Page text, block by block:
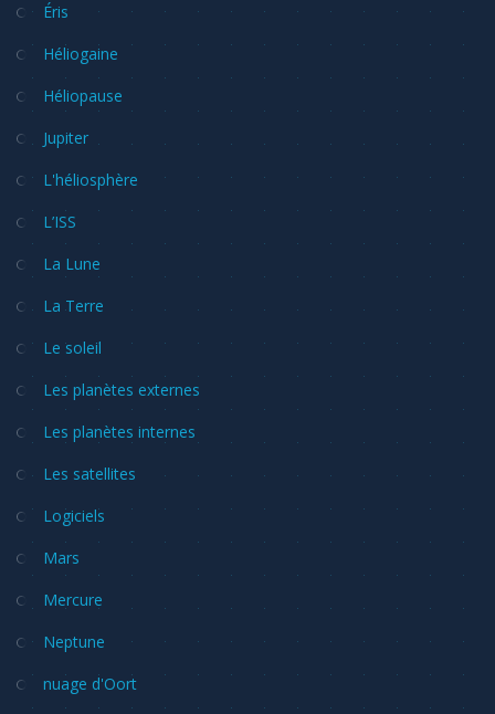
Éris
Héliogaine
Héliopause
Jupiter
L'héliosphère
L’ISS
La Lune
La Terre
Le soleil
Les planètes externes
Les planètes internes
Les satellites
Logiciels
Mars
Mercure
Neptune
nuage d'Oort